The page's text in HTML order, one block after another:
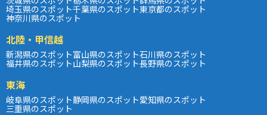
埼玉県のスポット千葉県のスポット東京都のスポット
神奈川県のスポット
北陸・甲信越
新潟県のスポット富山県のスポット石川県のスポット
福井県のスポット山梨県のスポット長野県のスポット
東海
岐阜県のスポット静岡県のスポット愛知県のスポット
三重県のスポット